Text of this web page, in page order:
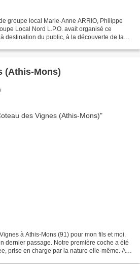
groupe local Marie-Anne ARRIO, Philippe
Local Nord L.P.O. avait organisé ce
destination du public, à la découverte de la
(Athis-Mons)
à Athis-Mons (91) pour mon fils et moi.
dernier passage. Notre première coche a été
prise en charge par la nature elle-même. Au